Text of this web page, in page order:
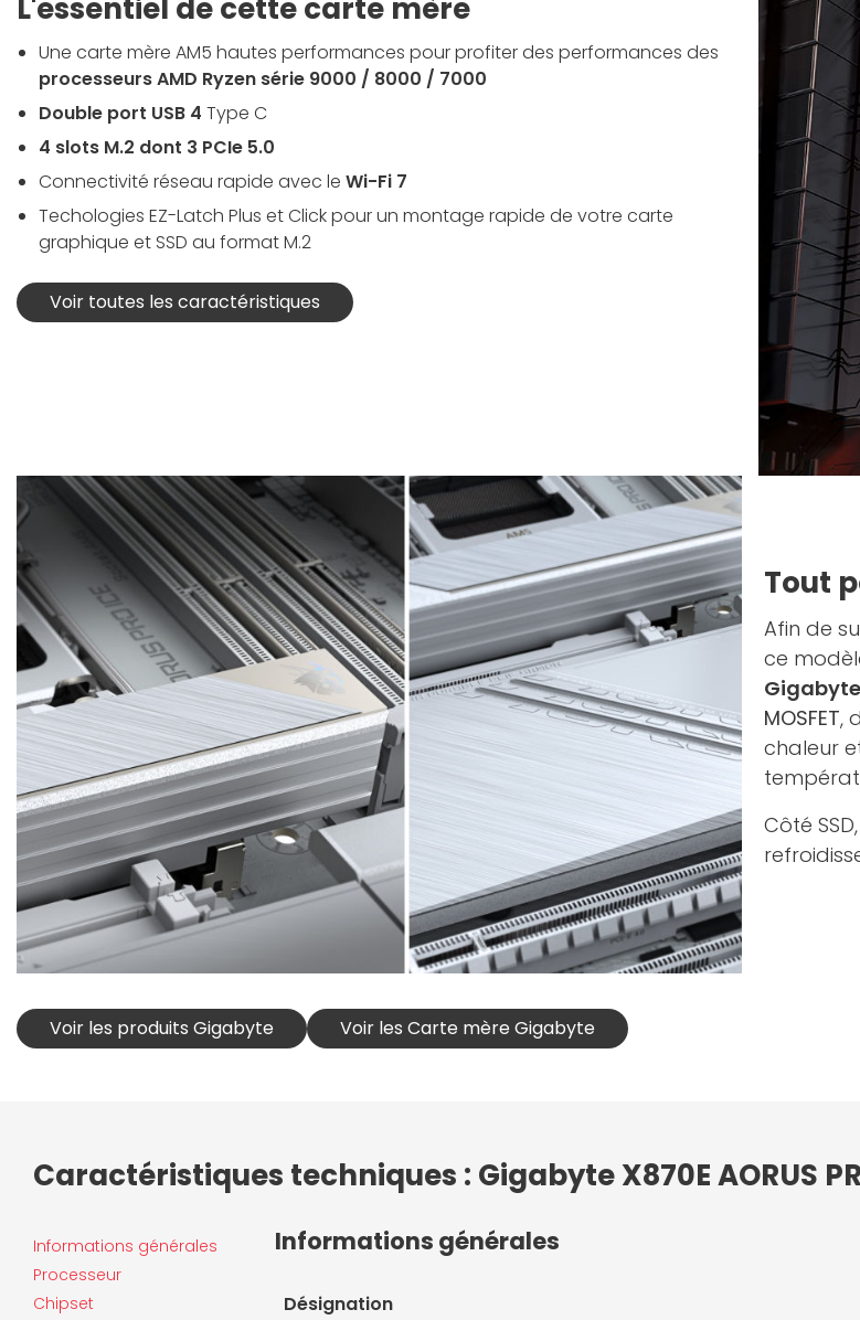
L'essentiel de cette carte mère
Une carte mère AM5 hautes performances pour profiter des performances des
processeurs AMD Ryzen série 9000 / 8000 / 7000
Double port USB 4 Type C
4 slots M.2 dont 3 PCIe 5.0
Connectivité réseau rapide avec le Wi-Fi 7
Techologies EZ-Latch Plus et Click pour un montage rapide de votre carte
graphique et SSD au format M.2
Voir toutes les caractéristiques
Tout
Afin de
ce
Gigabyte
MOSFET,
chaleur
Côté
Voir les produits Gigabyte Voir les Carte mère Gigabyte
Caractéristiques techniques : Gigabyte X870E AORUS
Informations générales
Processeur
Chipset
Informations générales
Désignation